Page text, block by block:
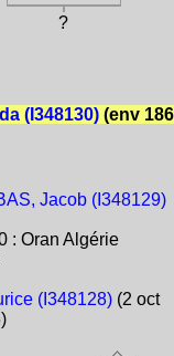
?
(I348130)(env
Jacob (I348129)
: Oran Algérie
(I348128)(2 oct